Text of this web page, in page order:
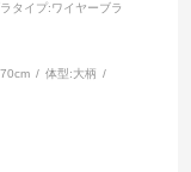
タイプ:ワイヤーブラ
体型:大柄